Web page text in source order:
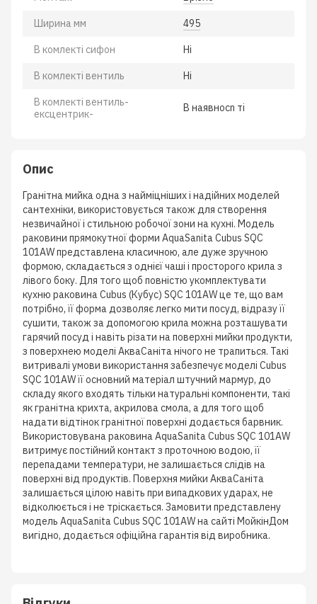
Ширина мм 495
В комлектi сифон Нi
В комлектi вентиль Нi
В комлектi вентиль-
ексцентрик-
В наявносn тi
Опис
Гранітна мийка одна з найміцніших і надійних моделей
сантехніки, використовується також для створення
незвичайної і стильною робочої зони на кухні. Модель
раковини прямокутної форми AquaSanita Cubus SQC
101AW представлена класичною, але дуже зручною
формою, складається з однієї чаші і просторого крила з
лівого боку. Для того щоб повністю укомплектувати
кухню раковина Cubus (Кубус) SQC 101AW це те, що вам
потрібно, її форма дозволяє легко мити посуд, відразу її
сушити, також за допомогою крила можна розташувати
гарячий посуд і навіть різати на поверхні мийки продукти,
з поверхнею моделі АкваСаніта нічого не трапиться. Такі
витривалі умови використання забезпечує моделі Cubus
SQC 101AW її основний матеріал штучний мармур, до
складу якого входять тільки натуральні компоненти, такі
як гранітна крихта, акрилова смола, а для того щоб
надати відтінок гранітної поверхні додається барвник.
Використовувана раковина AquaSanita Cubus SQC 101AW
витримує постійний контакт з проточною водою, її
перепадами температури, не залишається слідів на
поверхні від продуктів. Поверхня мийки АкваСаніта
залишається цілою навіть при випадкових ударах, не
відколюється і не тріскається. Замовити представлену
модель AquaSanita Cubus SQC 101AW на сайті МойкінДом
вигідно, додається офіційна гарантія від виробника.